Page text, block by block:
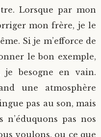
Lorsque par mon
mon frère, je le
Si je m’efforce de
le bon exemple,
je besogne en vain.
une atmosphère
pas au son, mais
pas nos
voulons, ou ce que